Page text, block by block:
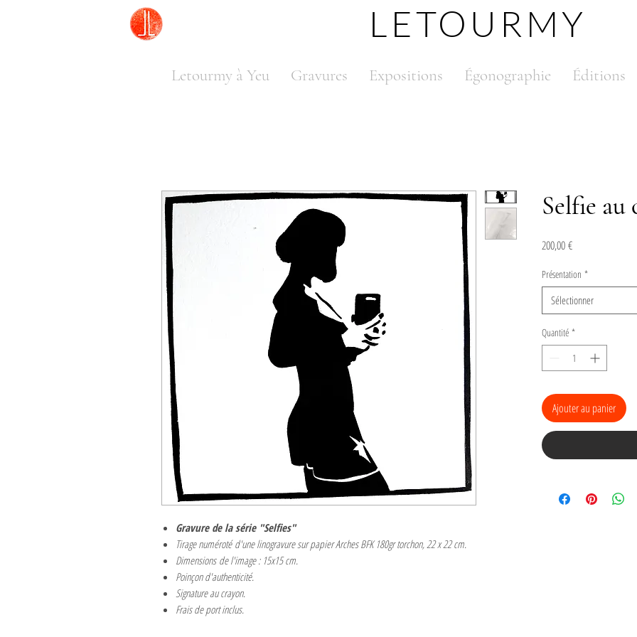
LETOURMY
Letourmy à Yeu Gravures Expositions Égonographie Éditions
Gravure de la série "Selfies"
Tirage numéroté d'une linogravure sur papier Arches BFK 180gr torchon, 22 x 22 cm.
Dimensions de l'image : 15x15 cm.
Poinçon d'authenticité.
Signature au crayon.
Frais de port inclus.
Selfie au
200,00 €Prix
Présentation *
Sélectionner
Quantité *
Ajouter au panier